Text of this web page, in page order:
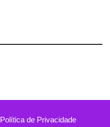
Política de Privacidade